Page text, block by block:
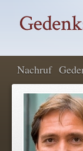
Nachruf